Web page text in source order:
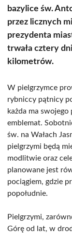
bazylice św.
przez licznych
prezydenta
trwała cztery
kilometrów.
W pielgrzymce
rybniccy pątnicy
każda ma
emblemat.
św. na Wałach
pielgrzymi będą
modlitwie oraz
planowane jest
pociągiem, gdzie
popołudnie.
Pielgrzymi,
Górę od lat, w